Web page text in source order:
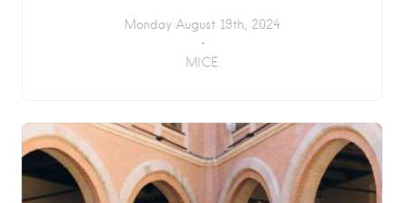
Monday August 19th, 2024
MICE